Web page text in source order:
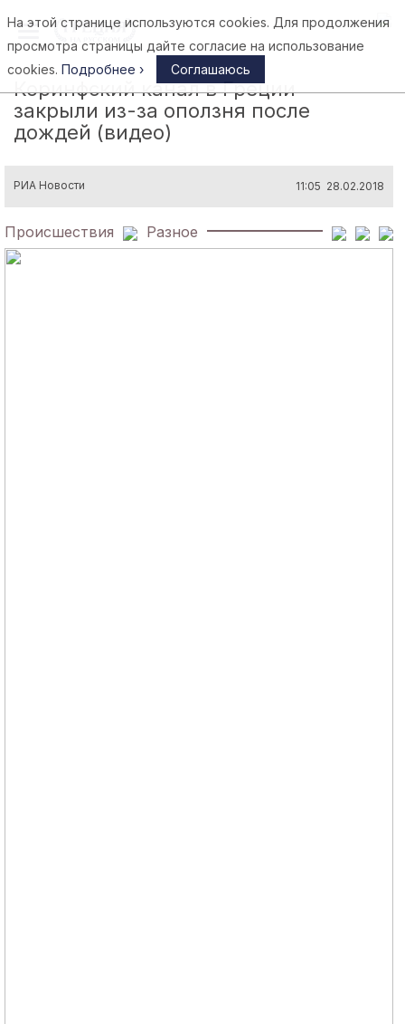
Афины
Коринфский канал в Греции
закрыли из-за оползня после
дождей (видео)
РИА Новости 11:05 28.02.2018
Происшествия Разное
На этой странице используются cookies. Для продолжения
просмотра страницы дайте согласие на использование
cookies. Подробнее › Соглашаюсь